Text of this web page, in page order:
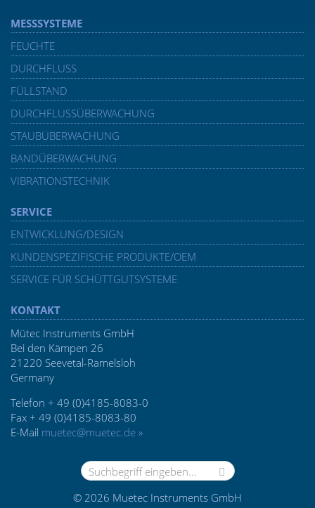
MESSSYSTEME
FEUCHTE
DURCHFLUSS
FÜLLSTAND
DURCHFLUSSÜBERWACHUNG
STAUBÜBERWACHUNG
BANDÜBERWACHUNG
VIBRATIONSTECHNIK
SERVICE
ENTWICKLUNG/DESIGN
KUNDENSPEZIFISCHE PRODUKTE/OEM
SERVICE FÜR SCHÜTTGUTSYSTEME
KONTAKT
Mütec Instruments GmbH
Bei den Kämpen 26
21220 Seevetal-Ramelsloh
Germany
Telefon + 49 (0)4185-8083-0
Fax + 49 (0)4185-8083-80
E-Mail muetec@muetec.de »
© 2026 Muetec Instruments GmbH